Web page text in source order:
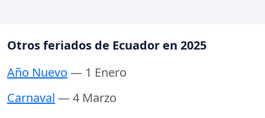
Otros feriados de Ecuador en 2025
Año Nuevo — 1 Enero
Carnaval — 4 Marzo